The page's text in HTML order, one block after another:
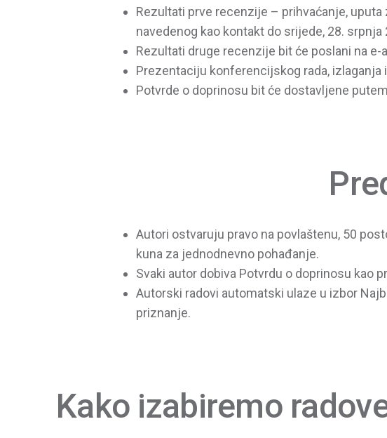
Rezultati prve recenzije – prihvaćanje,
navedenog kao kontakt do srijede, 28. srpnja
Rezultati druge recenzije bit će poslani na
Prezentaciju konferencijskog rada, izlaganja
Potvrde o doprinosu bit će dostavljene
Autori ostvaruju pravo na povlaštenu, 50
kuna za jednodnevno pohađanje.
Svaki autor dobiva Potvrdu o doprinosu kao
Autorski radovi automatski ulaze u izbor
priznanje.
Kako izabiremo